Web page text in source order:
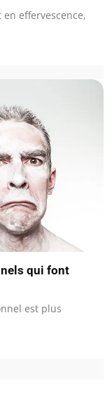
effervescence,
qui font
est plus